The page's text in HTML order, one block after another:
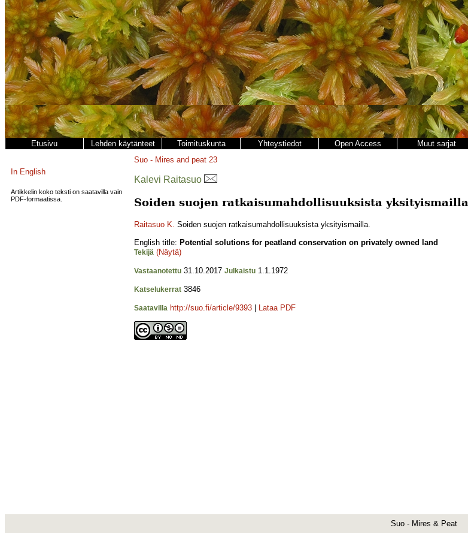
Etusivu Lehden käytänteet Toimituskunta Yhteystiedot Open Access Muut sarjat
In English
Artikkelin koko teksti on saatavilla vain
PDF-formaatissa.
Suo - Mires and peat 23
Kalevi Raitasuo
Soiden suojen ratkaisumahdollisuuksista yksityismailla
Raitasuo K. Soiden suojen ratkaisumahdollisuuksista yksityismailla.
English title: Potential solutions for peatland conservation on privately owned land
Tekijä (Näytä)
Vastaanotettu 31.10.2017 Julkaistu 1.1.1972
Katselukerrat 3846
Saatavilla http://suo.fi/article/9393 Lataa PDF
Suo - Mires & Peat